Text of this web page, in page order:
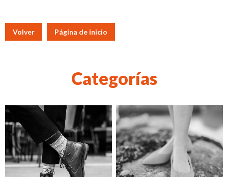
Volver Página de inicio
Categorías